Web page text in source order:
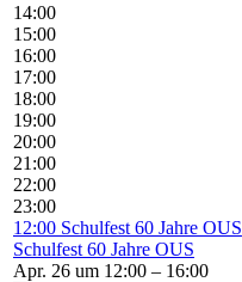
14:00
15:00
16:00
17:00
18:00
19:00
20:00
21:00
22:00
23:00
12:00 Schulfest 60 Jahre OUS
Schulfest 60 Jahre OUS
Apr. 26 um 12:00 – 16:00